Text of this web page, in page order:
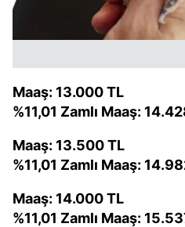
Maaş: 13.000 TL
%11,01 Zamlı Maaş:
Maaş: 13.500 TL
%11,01 Zamlı Maaş:
Maaş: 14.000 TL
%11,01 Zamlı Maaş: